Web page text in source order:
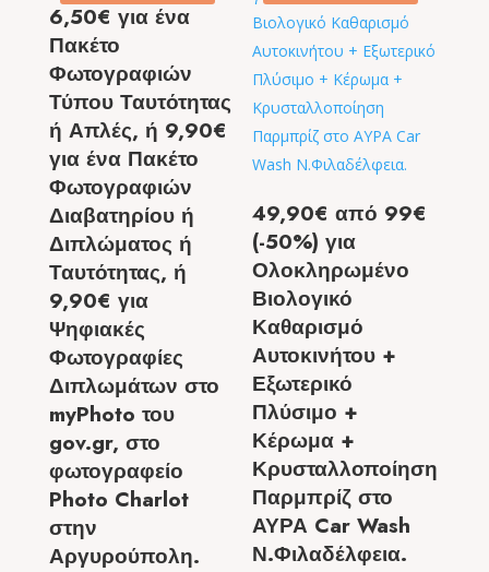
6,50€ για ένα
Πακέτο
Φωτογραφιών
Τύπου Ταυτότητας
ή Απλές, ή 9,90€
για ένα Πακέτο
Φωτογραφιών
Διαβατηρίου ή
Διπλώματος ή
Ταυτότητας, ή
9,90€ για
Ψηφιακές
Φωτογραφίες
Διπλωμάτων στο
myPhoto του
gov.gr, στο
φωτογραφείο
Photo Charlot
στην
Αργυρούπολη.
49,90€ από 99€
(-50%) για
Ολοκληρωμένο
Βιολογικό
Καθαρισμό
Αυτοκινήτου +
Εξωτερικό
Πλύσιμο +
Κέρωμα +
Κρυσταλλοποίηση
Παρμπρίζ στο
ΑΥΡΑ Car Wash
Ν.Φιλαδέλφεια.